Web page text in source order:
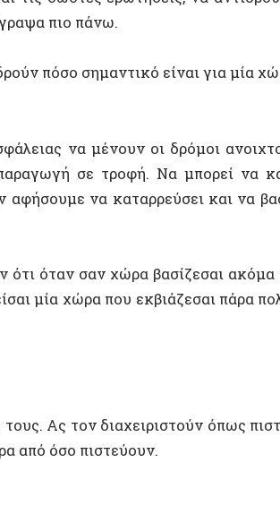
χώρα που εκβιάζεσαι πάρα πολύ εύκολα,
όσο πιστεύουν.